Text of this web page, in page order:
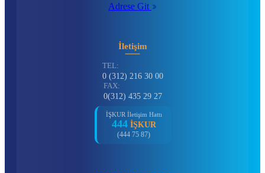
Adrese Git
İletişim
TEL:
0 (312) 216 30 00
FAX:
0(312) 435 29 27
İŞKUR İletişim Hattı
444 İŞKUR
(444 75 87)